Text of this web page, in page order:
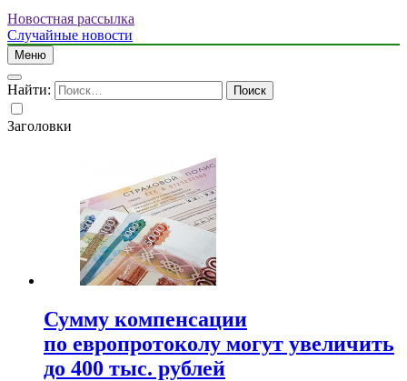
Новостная рассылка
Случайные новости
Меню
Найти:
Заголовки
Сумму компенсации
по европротоколу могут увеличить
до 400 тыс. рублей